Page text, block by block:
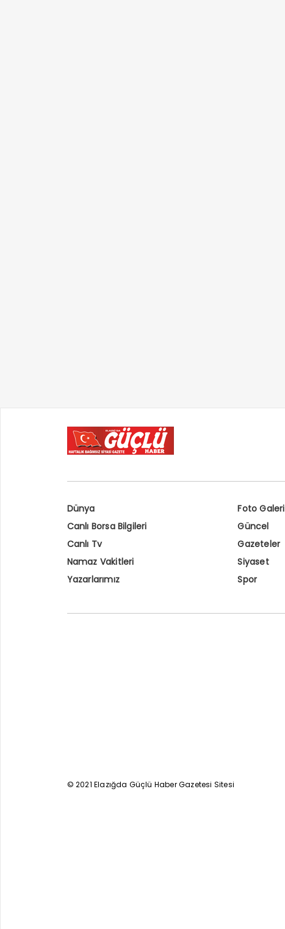
Dünya Foto Galeri
Canlı Borsa Bilgileri
Güncel
Canlı Tv
Gazeteler
Namaz Vakitleri
Siyaset
Yazarlarımız
Spor
© 2021 Elazığda Güçlü Haber Gazetesi Sitesi